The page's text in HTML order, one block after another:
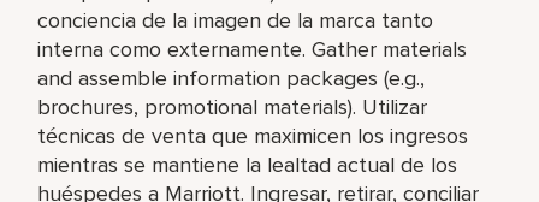
conciencia de la imagen de la marca tanto
interna como externamente. Gather materials
and assemble information packages (e.g.,
brochures, promotional materials). Utilizar
técnicas de venta que maximicen los ingresos
mientras se mantiene la lealtad actual de los
huéspedes a Marriott. Ingresar, retirar, conciliar